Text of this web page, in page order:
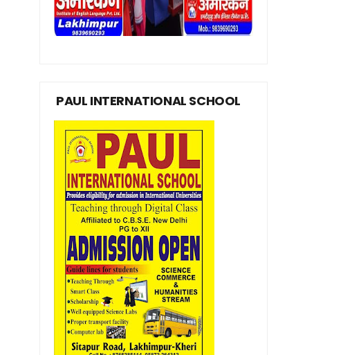
PAUL INTERNATIONAL SCHOOL